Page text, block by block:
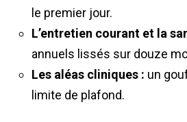
le premier jour.
L’entretien courant et la
annuels lissés sur douze
Les aléas cliniques : un
limite de plafond.